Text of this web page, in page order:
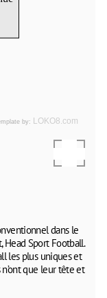
dans le
Sport Football.
les plus uniques et
que leur tête et